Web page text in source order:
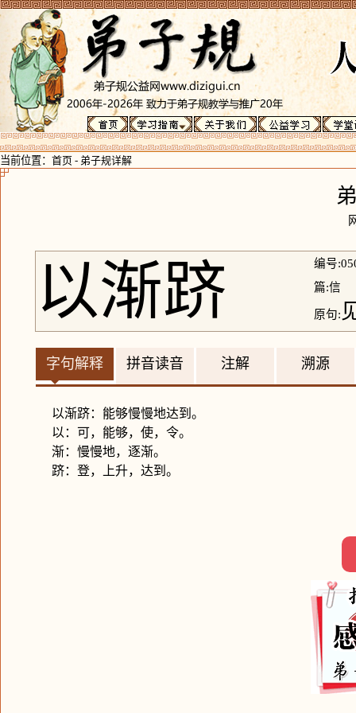
当前位置： 首页 - 弟子规详解
以渐跻
编号
篇:信
原句:
字句解释 拼音读音 注解 溯源
以渐跻：能够慢慢地达到。
以：可，能够，使，令。
渐：慢慢地，逐渐。
跻：登，上升，达到。